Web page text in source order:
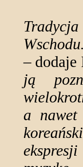
–
ją
a nawet